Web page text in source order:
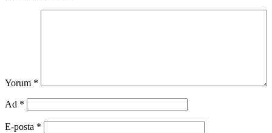
Yorum *
Ad *
E-posta *